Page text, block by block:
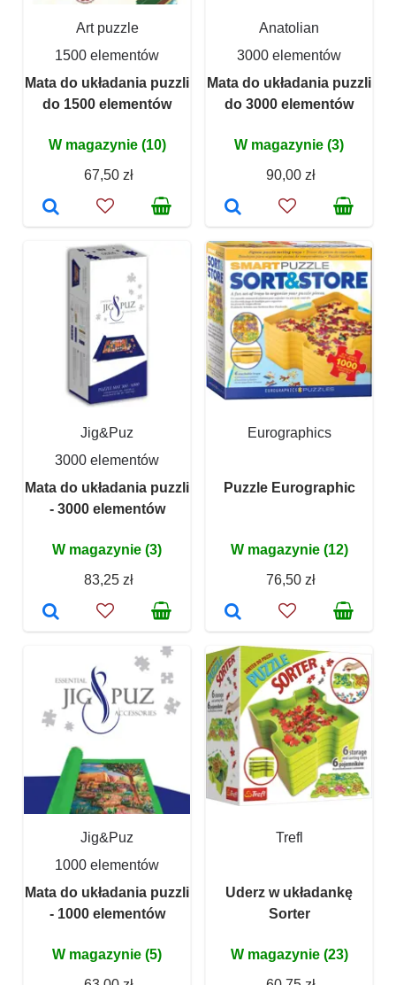
Art puzzle
1500 elementów
Mata do układania puzzli
do 1500 elementów
W magazynie (10)
67,50 zł
Anatolian
3000 elementów
Mata do układania puzzli
do 3000 elementów
W magazynie (3)
90,00 zł
Jig&Puz
3000 elementów
Mata do układania puzzli
- 3000 elementów
W magazynie (3)
83,25 zł
Eurographics
Puzzle Eurographic
W magazynie (12)
76,50 zł
Jig&Puz
1000 elementów
Mata do układania puzzli
- 1000 elementów
W magazynie (5)
Trefl
Uderz w układankę
Sorter
W magazynie (23)